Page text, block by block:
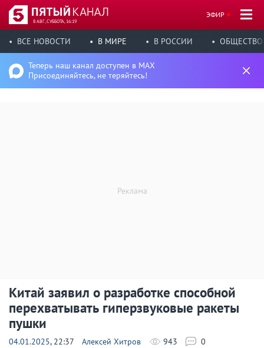
8 АВГ, СУББОТА, 16:19
ЭФИР
ВСЕ НОВОСТИ В МИРЕ В РОССИИ ОБЩЕСТВО
Теперь наш канал доступен в MAX
Присоединяйтесь, не теряйтесь!
Китай заявил о разработке способной
перехватывать гиперзвуковые ракеты
пушки
04.01.2025, 22:37 Алексей Хитров 943 0